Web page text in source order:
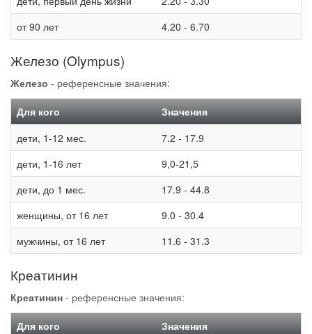
от 90 лет
4.20 - 6.70
Железо (Olympus)
Железо - референсные значения:
Для кого
Значения
дети, 1-12 мес.
7.2 - 17.9
дети, 1-16 лет
9,0-21,5
дети, до 1 мес.
17.9 - 44.8
женщины, от 16 лет
9.0 - 30.4
мужчины, от 16 лет
11.6 - 31.3
Креатинин
Креатинин - референсные значения:
Для кого
Значения